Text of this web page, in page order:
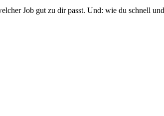
Job gut zu dir passt. Und: wie du schnell